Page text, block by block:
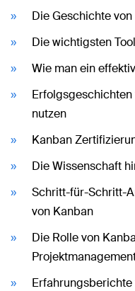
Die Geschichte
Die wichtigsten
Wie man ein
nutzen
Kanban
Die Wissenschaft
Schritt-für-Schritt-
von Kanban
Die Rolle von